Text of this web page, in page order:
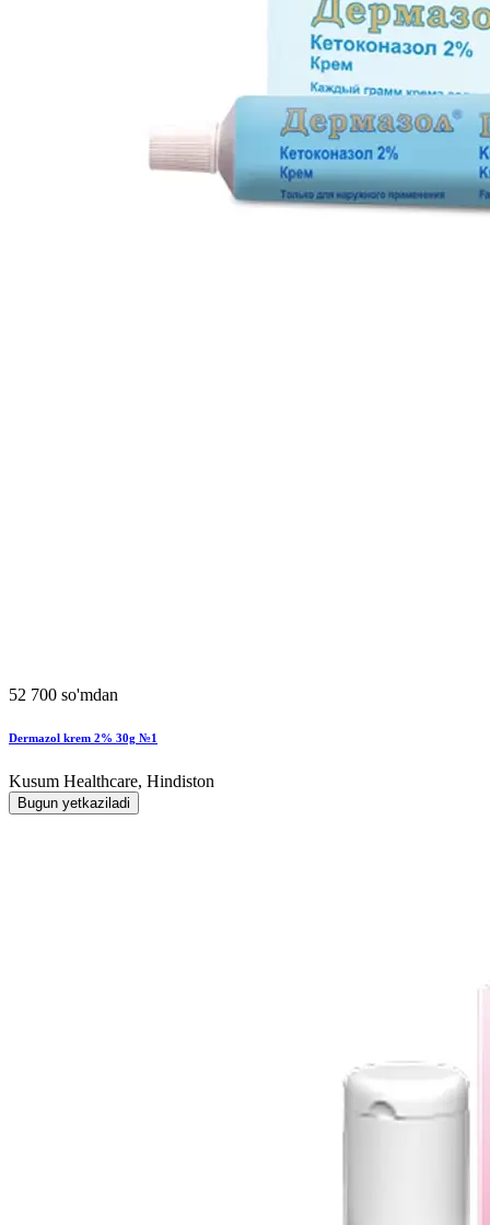
52 700 so'mdan
Dermazol krem 2% 30g №1
Kusum Healthcare, Hindiston
Bugun yetkaziladi